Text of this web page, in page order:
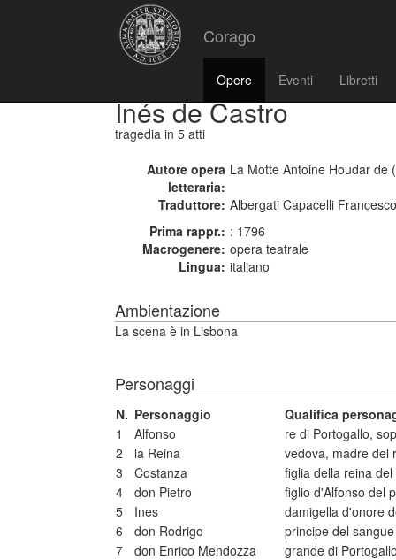
Corago
Opere Eventi Libretti
Inés de Castro
tragedia in 5 atti
Autore opera
letteraria:
La Motte Antoine Houdar de
Traduttore: Albergati Capacelli
Prima rappr.: : 1796
Macrogenere: opera teatrale
Lingua: italiano
Ambientazione
La scena è in Lisbona
Personaggi
N. Personaggio
Qualifica
1
Alfonso
re di Portogallo,
2
la Reina
vedova, madre del
3
Costanza
figlia della reina
4
don Pietro
figlio d'Alfonso del
5
Ines
damigella d'onore
6
don Rodrigo
principe del
7
don Enrico Mendozza
grande di